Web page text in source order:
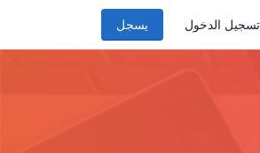
تسجيل الدخول يسجل